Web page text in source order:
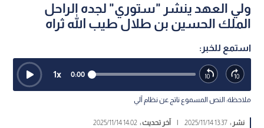
ولي العهد ينشر "ستوري" لجده الراحل
الملك الحسين بن طلال طيب الله ثراه
استمع للخبر:
0:00
1x
ملاحظة: النص المسموع ناتج عن نظام آلي
نشر :13:37 2025/11/14
| آخر تحديث :14:02 2025/11/14